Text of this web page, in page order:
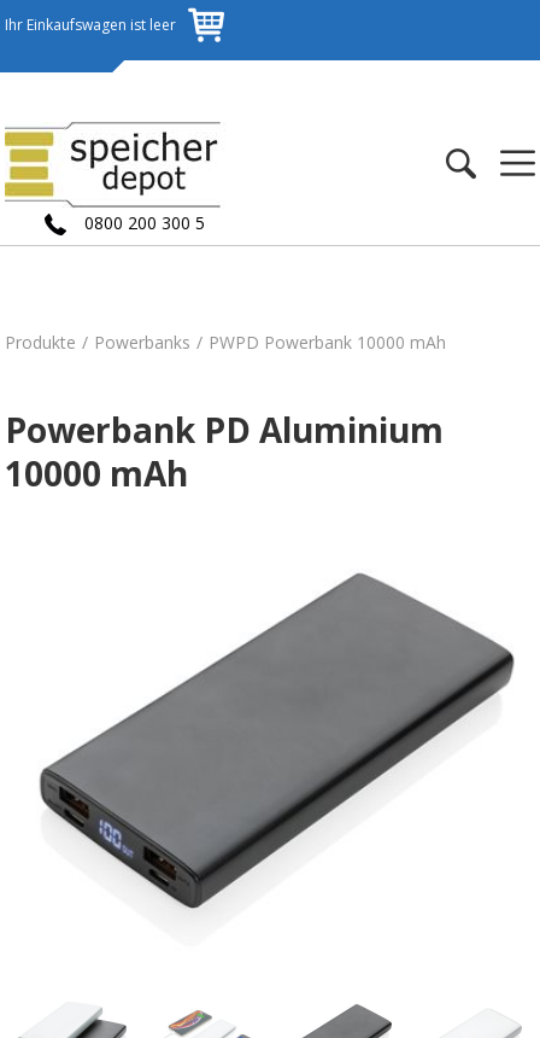
0800 200 300 5
Ihr Einkaufswagen ist leer
Produkte Powerbanks PWPD Powerbank 10000 mAh
Powerbank PD Aluminium
10000 mAh